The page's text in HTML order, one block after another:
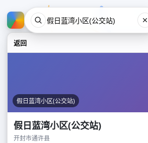
返回
假日蓝湾小区(公交站)
假日蓝湾小区(公交站)
开封市通许县